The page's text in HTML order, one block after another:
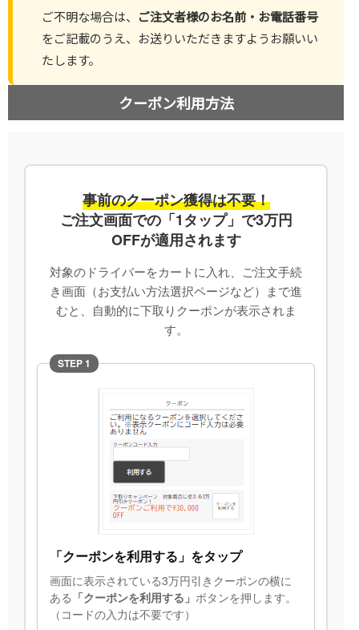
ご不明な場合は、 ご注文者様のお名前・お電話番号
をご記載のうえ、お送りいただきますようお願いい
たします。
クーポン利用方法
事前のクーポン獲得は不要！
ご注文画面での「1タップ」で3万円
OFFが適用されます
対象のドライバーをカートに入れ、ご注文手続
き画面（お支払い方法選択ページなど）まで進
むと、自動的に下取りクーポンが表示されま
す。
STEP 1
「クーポンを利用する」をタップ
画面に表示されている3万円引きクーポンの横に
ある 「クーポンを利用する」 ボタンを押します。
（コードの入力は不要です）